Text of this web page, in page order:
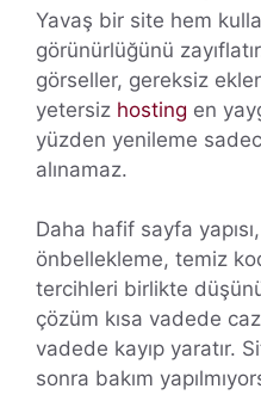
Yavaş bir site hem
görünürlüğünü
görseller, gereksiz
yetersiz hosting en
yüzden yenileme
alınamaz.
Daha hafif sayfa
önbellekleme, temiz
tercihleri birlikte
çözüm kısa vadede
vadede kayıp yaratır.
sonra bakım